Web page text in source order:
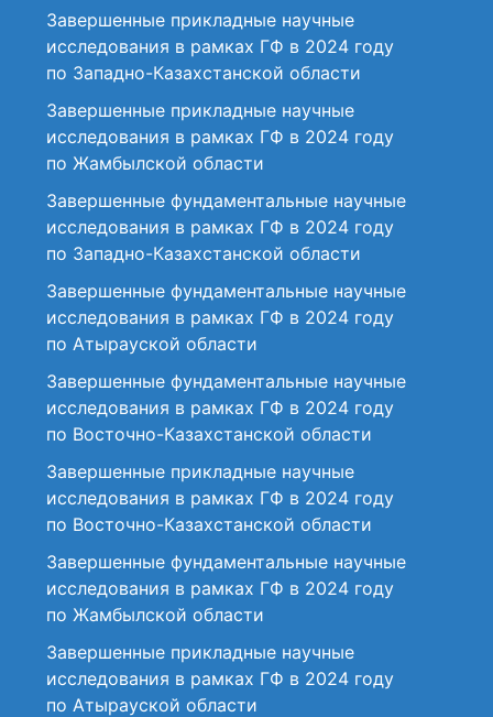
Завершенные прикладные научные
исследования в рамках ГФ в 2024 году
по Западно-Казахстанской области
Завершенные прикладные научные
исследования в рамках ГФ в 2024 году
по Жамбылской области
Завершенные фундаментальные научные
исследования в рамках ГФ в 2024 году
по Западно-Казахстанской области
Завершенные фундаментальные научные
исследования в рамках ГФ в 2024 году
по Атырауской области
Завершенные фундаментальные научные
исследования в рамках ГФ в 2024 году
по Восточно-Казахстанской области
Завершенные прикладные научные
исследования в рамках ГФ в 2024 году
по Восточно-Казахстанской области
Завершенные фундаментальные научные
исследования в рамках ГФ в 2024 году
по Жамбылской области
Завершенные прикладные научные
исследования в рамках ГФ в 2024 году
по Атырауской области